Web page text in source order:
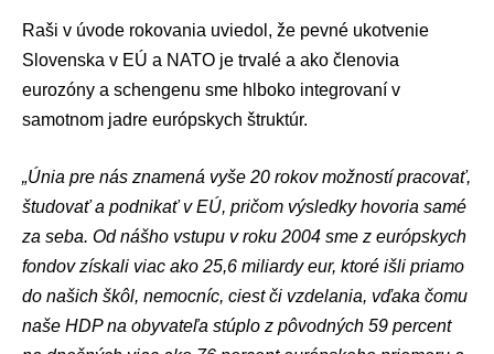
Raši v úvode rokovania uviedol, že pevné ukotvenie
Slovenska v EÚ a NATO je trvalé a ako členovia
eurozóny a schengenu sme hlboko integrovaní v
samotnom jadre európskych štruktúr.
„Únia pre nás znamená vyše 20 rokov možností pracovať,
študovať a podnikať v EÚ, pričom výsledky hovoria samé
za seba. Od nášho vstupu v roku 2004 sme z európskych
fondov získali viac ako 25,6 miliardy eur, ktoré išli priamo
do našich škôl, nemocníc, ciest či vzdelania, vďaka čomu
naše HDP na obyvateľa stúplo z pôvodných 59 percent